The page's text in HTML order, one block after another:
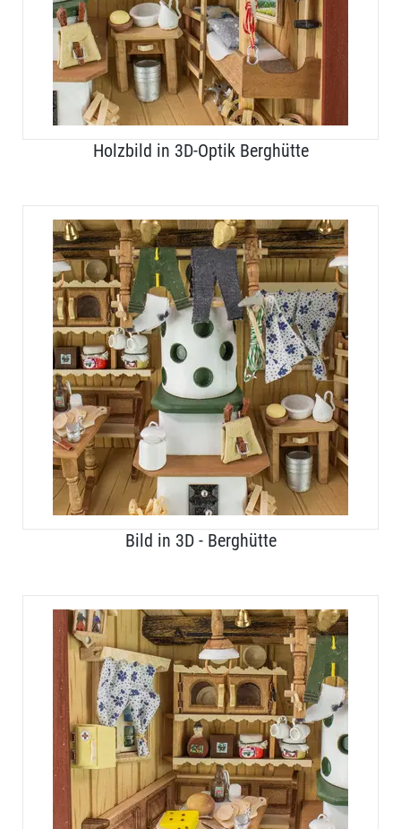
Holzbild in 3D-Optik Berghütte
Bild in 3D - Berghütte